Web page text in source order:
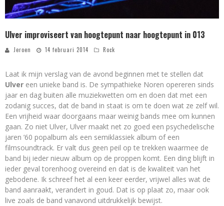
Ulver improviseert van hoogtepunt naar hoogtepunt in 013
Jeroen 14 februari 2014 Rock
Laat ik mijn verslag van de avond beginnen met te stellen dat
Ulver een unieke band is. De sympathieke Noren opereren sinds
jaar en dag buiten alle muziekwetten om en doen dat met een
zodanig succes, dat de band in staat is om te doen wat ze zelf wil.
Een vrijheid waar doorgaans maar weinig bands mee om kunnen
gaan. Zo niet Ulver, Ulver maakt net zo goed een psychedelische
jaren ’60 popalbum als een semiklassiek album of een
filmsoundtrack. Er valt dus geen peil op te trekken waarmee de
band bij ieder nieuw album op de proppen komt. Een ding blijft in
ieder geval torenhoog overeind en dat is de kwaliteit van het
gebodene. Ik schreef het al een keer eerder, vrijwel alles wat de
band aanraakt, verandert in goud. Dat is op plaat zo, maar ook
live zoals de band vanavond uitdrukkelijk bewijst.